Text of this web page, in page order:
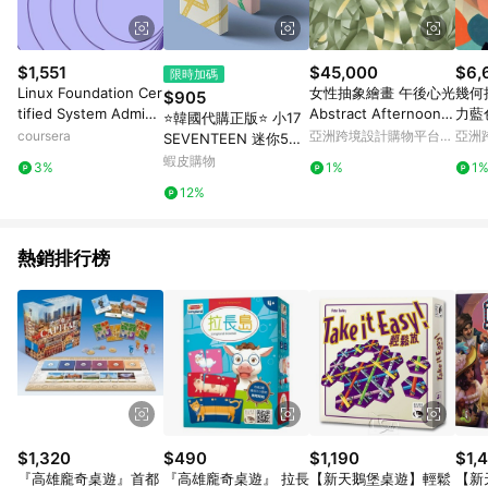
$1,551
Linux Foundation Cer
tified System Admini
strator (LFCS): Unit 3
coursera
3%
限時加碼
$905
⭐韓國代購正版⭐ 小17
SEVENTEEN 迷你5輯
[YOU MAKE MY DA
蝦皮購物
12%
$45,000
女性抽象繪畫 午後心光
Abstract Afternoon S
erenity
亞洲跨境設計購物平台
1%
幾何
力藍
亞洲
1%
熱銷排行榜
$1,320
『高雄龐奇桌遊』首都
$490
『高雄龐奇桌遊』 拉長
$1,190
【新天鵝堡桌遊】輕鬆 【